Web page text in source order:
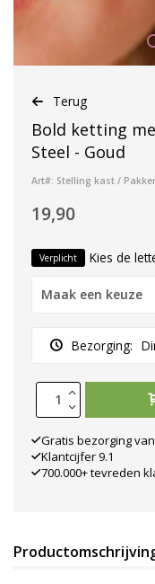
Terug
Bold ketting
Steel - Goud
Art#: Stelling kast /
19,90
Verplicht Kies de
Maak een keuze
Bezorging:
Gratis bezorging
Klantcijfer 9.1
700.000+ tevreden